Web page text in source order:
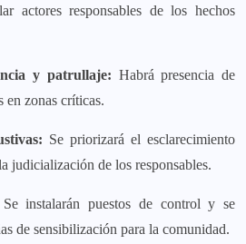
actores responsables de los hechos
y patrullaje: Habrá presencia de
en zonas críticas.
Se priorizará el esclarecimiento
judicialización de los responsables.
Se instalarán puestos de control y se
de sensibilización para la comunidad.